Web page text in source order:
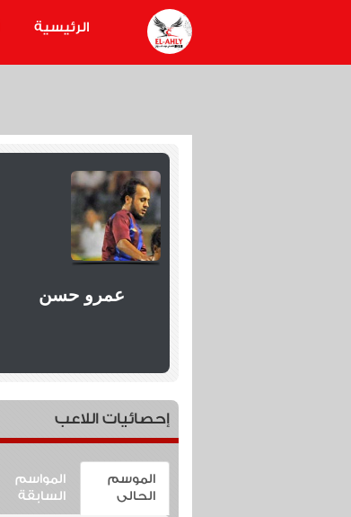
الرئيسية
عمرو حسن
إحصائيات اللاعب
الموسم
الحالى
المواسم
السابقة